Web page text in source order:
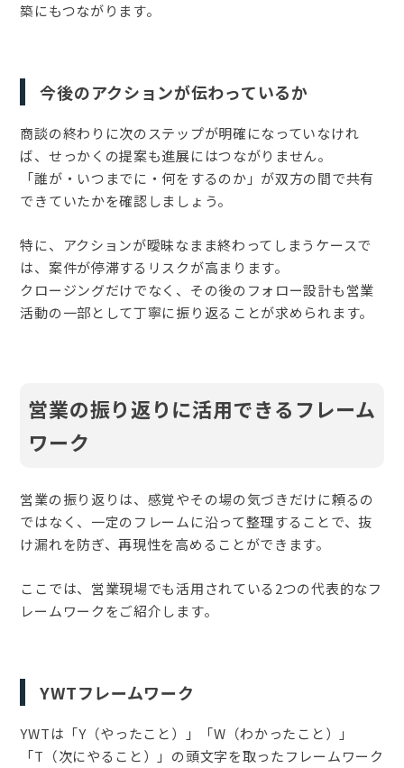
築にもつながります。
今後のアクションが伝わっているか
商談の終わりに次のステップが明確になっていなけれ
ば、せっかくの提案も進展にはつながりません。
「誰が・いつまでに・何をするのか」が双方の間で共有
できていたかを確認しましょう。
特に、アクションが曖昧なまま終わってしまうケースで
は、案件が停滞するリスクが高まります。
クロージングだけでなく、その後のフォロー設計も営業
活動の一部として丁寧に振り返ることが求められます。
営業の振り返りに活用できるフレーム
ワーク
営業の振り返りは、感覚やその場の気づきだけに頼るの
ではなく、一定のフレームに沿って整理することで、抜
け漏れを防ぎ、再現性を高めることができます。
ここでは、営業現場でも活用されている2つの代表的なフ
レームワークをご紹介します。
YWTフレームワーク
YWTは「Y（やったこと）」「W（わかったこと）」
「T（次にやること）」の頭文字を取ったフレームワーク